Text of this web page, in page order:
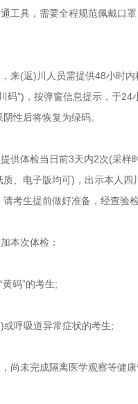
工具，需要全程规范佩戴口
来(返)川人员需提供48小时
码”)，按弹窗信息提示，于
性后将恢复为绿码。
供体检当日前3天内2次(采
质、电子版均可)，出示本人
考生提前做好准备，经查验
本次体检：
码”的考生;
呼吸道异常症状的考生;
尚未完成隔离医学观察等健